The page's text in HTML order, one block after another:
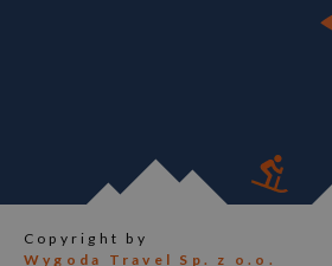
Copyright by
Wygoda Travel Sp. z o.o.